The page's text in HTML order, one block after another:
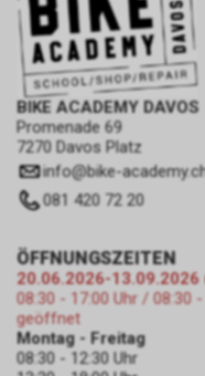
BIKE ACADEMY DAVOS
Promenade 69
7270 Davos Platz
info@bike-
081 420 72 20
ÖFFNUNGSZEITEN
20.06.2026-13.09.2026
08:30 - 17:00 Uhr / 08:30
geöffnet
Montag - Freitag
08:30 - 12:30 Uhr